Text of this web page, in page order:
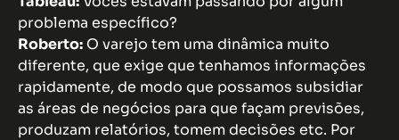
problema específico?
Roberto: O varejo tem uma dinâmica muito
diferente, que exige que tenhamos informações
rapidamente, de modo que possamos subsidiar
as áreas de negócios para que façam previsões,
produzam relatórios, tomem decisões etc. Por